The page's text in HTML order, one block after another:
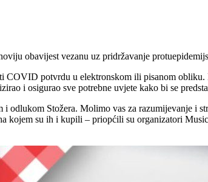
obavijest vezanu uz pridržavanje
COVID potvrdu u elektronskom ili pisanom
i osigurao sve potrebne uvjete kako bi se
Stožera. Molimo vas za razumijevanje i
kojem su ih i kupili – priopćili su organizatori